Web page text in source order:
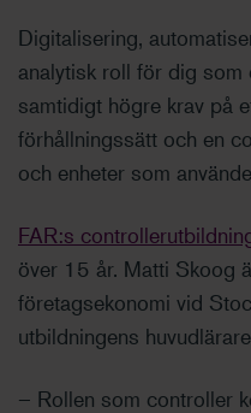
Digitalisering,
analytisk roll för dig
samtidigt högre krav på
förhållningssätt och en
och enheter som
FAR:s
över 15 år. Matti Skoog
företagsekonomi vid
utbildningens
– Rollen som controller